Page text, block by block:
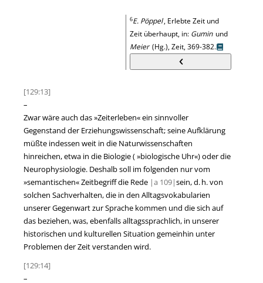
6E. Pöppel, Erlebte Zeit und
Zeit überhaupt, in: Gumin und
Meier(Hg.), Zeit, 369-382.
[129:13]
–
Zwar wäre auch das»Zeiterleben«ein sinnvoller
Gegenstand der Erziehungswissenschaft; seine Aufklärung
müßte indessen weit in die Naturwissenschaften
hinreichen, etwa in die Biologie (»biologische Uhr«) oder die
Neurophysiologie. Deshalb soll im folgenden nur vom
»semantischen«Zeitbegriff die Rede |a 109|sein, d. h. von
solchen Sachverhalten, die in den Alltagsvokabularien
unserer Gegenwart zur Sprache kommen und die sich auf
das beziehen, was, ebenfalls alltagssprachlich, in unserer
historischen und kulturellen Situation gemeinhin unter
Problemen der Zeit verstanden wird.
[129:14]
–